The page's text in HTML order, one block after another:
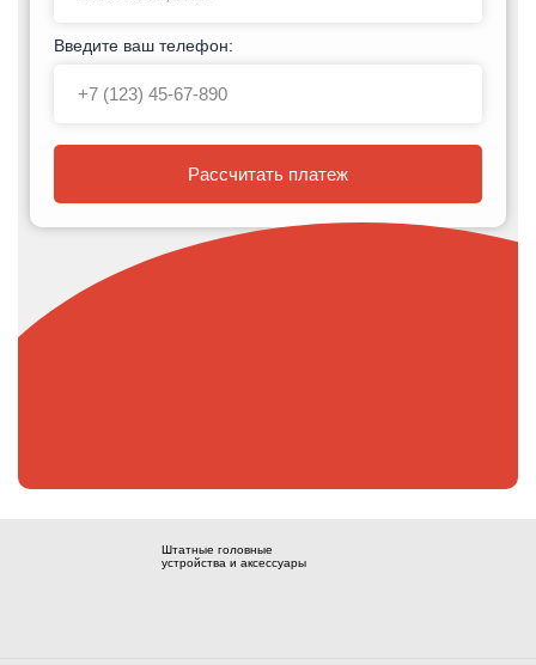
Введите ваш телефон:
Рассчитать платеж
Штатные головные
устройства и аксессуары